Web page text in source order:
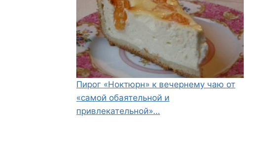
Пирог «Ноктюрн» к вечернему чаю от
«самой обаятельной и
привлекательной»…